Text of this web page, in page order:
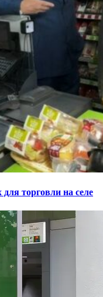
торговли на селе